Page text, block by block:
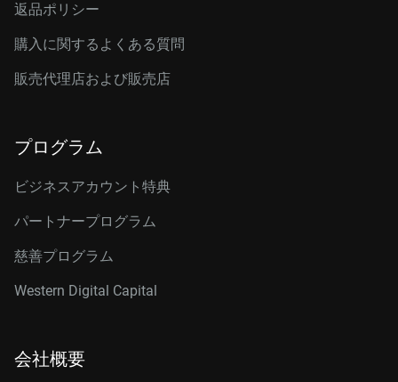
返品ポリシー
購入に関するよくある質問
販売代理店および販売店
プログラム
ビジネスアカウント特典
パートナープログラム
慈善プログラム
Western Digital Capital
会社概要